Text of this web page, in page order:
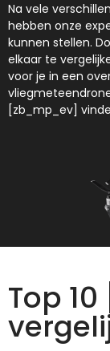
Na vele
hebben onze
kunnen stellen.
elkaar te
voor je in een
[zb_mp_ev]
Top